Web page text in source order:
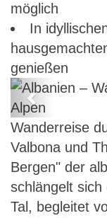
möglich
In
genießen
Previous
Wanderreise
Valbona und
Bergen" der
schlängelt
Tal, begleitet